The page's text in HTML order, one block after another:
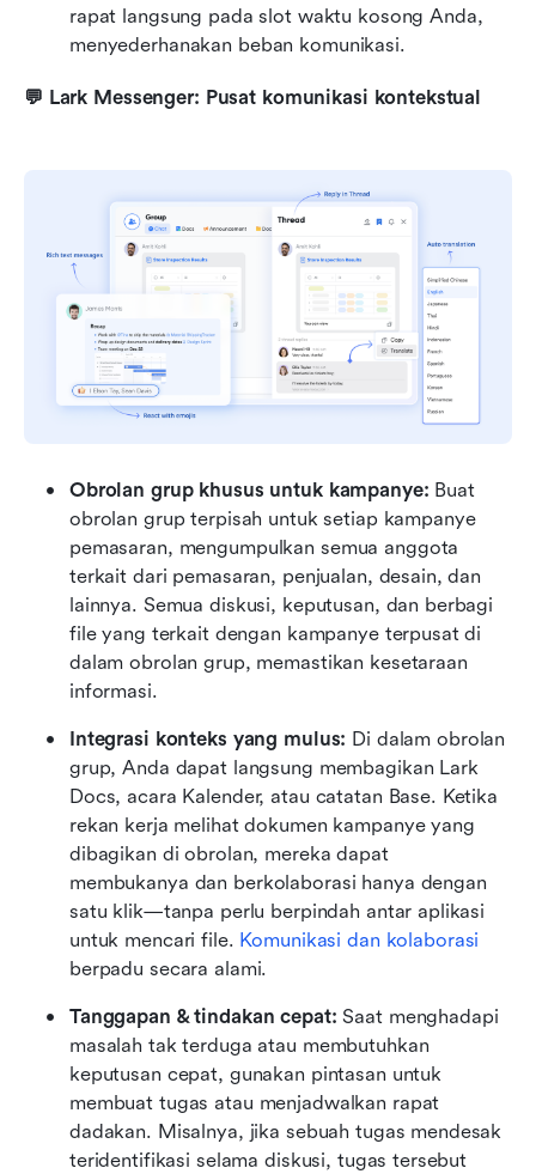
rapat langsung pada slot waktu kosong Anda,
menyederhanakan beban komunikasi.
💬 Lark Messenger: Pusat komunikasi kontekstual
Obrolan grup khusus untuk kampanye: Buat
obrolan grup terpisah untuk setiap kampanye
pemasaran, mengumpulkan semua anggota
terkait dari pemasaran, penjualan, desain, dan
lainnya. Semua diskusi, keputusan, dan berbagi
file yang terkait dengan kampanye terpusat di
dalam obrolan grup, memastikan kesetaraan
informasi.
Integrasi konteks yang mulus: Di dalam obrolan
grup, Anda dapat langsung membagikan Lark
Docs, acara Kalender, atau catatan Base. Ketika
rekan kerja melihat dokumen kampanye yang
dibagikan di obrolan, mereka dapat
membukanya dan berkolaborasi hanya dengan
satu klik—tanpa perlu berpindah antar aplikasi
untuk mencari file. Komunikasi dan kolaborasi
berpadu secara alami.
Tanggapan & tindakan cepat: Saat menghadapi
masalah tak terduga atau membutuhkan
keputusan cepat, gunakan pintasan untuk
membuat tugas atau menjadwalkan rapat
dadakan. Misalnya, jika sebuah tugas mendesak
teridentifikasi selama diskusi, tugas tersebut